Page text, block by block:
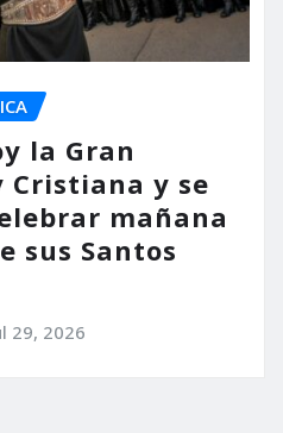
la Gran
Cristiana y se
mañana
sus Santos
29, 2026